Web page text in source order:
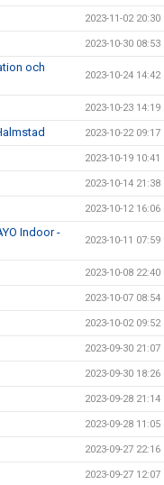
2023-11-02 20:30
2023-10-30 08:53
och
2023-10-24 14:42
2023-10-23 14:19
2023-10-22 09:17
2023-10-19 10:41
2023-10-14 21:38
2023-10-12 16:06
Indoor -
2023-10-11 07:59
2023-10-08 22:40
2023-10-07 08:54
2023-10-02 09:52
2023-09-30 21:07
2023-09-30 18:26
2023-09-28 21:14
2023-09-28 11:05
2023-09-27 22:16
2023-09-27 12:07